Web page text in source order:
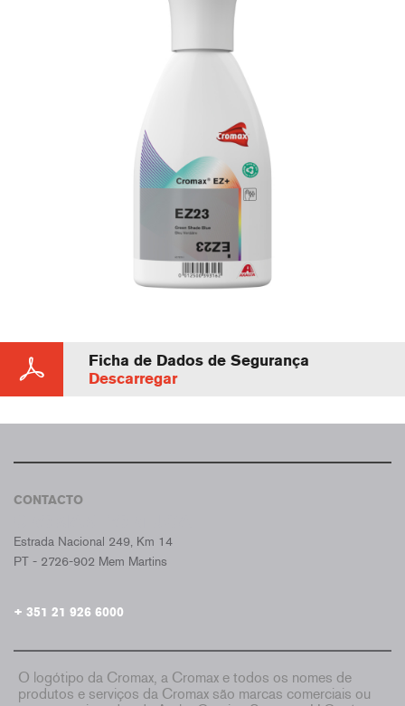
Ficha de Dados de Segurança
Descarregar
CONTACTO
Estrada Nacional 249, Km 14
PT - 2726-902 Mem Martins
+ 351 21 926 6000
O logótipo da Cromax, a Cromax e todos os nomes de
produtos e serviços da Cromax são marcas comerciais ou